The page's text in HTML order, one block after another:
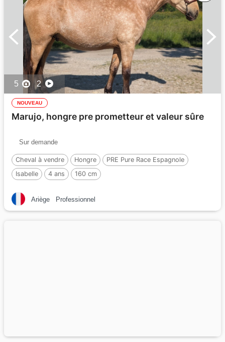
5 2
NOUVEAU
Marujo, hongre pre prometteur et valeur sûre
Sur demande
Cheval à vendre Hongre
PRE Pure Race Espagnole
Isabelle
4 ans 160 cm
Ariège Professionnel